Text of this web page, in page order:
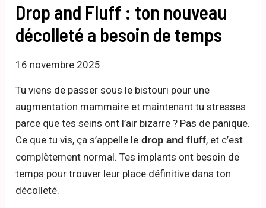
Drop and Fluff : ton nouveau
décolleté a besoin de temps
16 novembre 2025
Tu viens de passer sous le bistouri pour une
augmentation mammaire et maintenant tu stresses
parce que tes seins ont l’air bizarre ? Pas de panique.
Ce que tu vis, ça s’appelle le drop and fluff, et c’est
complètement normal. Tes implants ont besoin de
temps pour trouver leur place définitive dans ton
décolleté.